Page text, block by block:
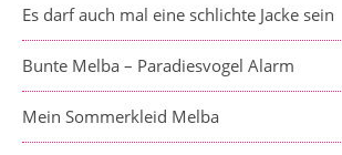
Es darf auch mal eine schlichte Jacke sein
Bunte Melba – Paradiesvogel Alarm
Mein Sommerkleid Melba